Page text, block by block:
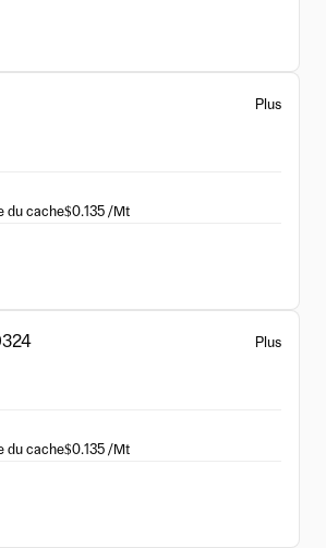
Plus
du cache$0.135 /Mt
Plus
du cache$0.135 /Mt